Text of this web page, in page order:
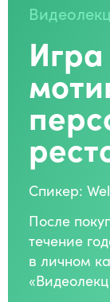
Спикер:
После
течение
в личном